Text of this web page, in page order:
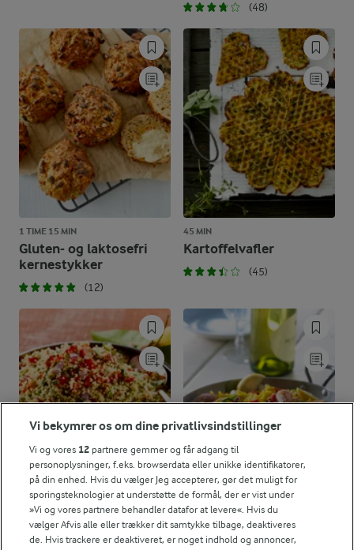
(48)
1 TIME 15 MIN
Gluten- og laktosefri
kernestykker
(12)
45 MIN
Kartoffelvafler
(45)
35 MIN
Tabbouleh
45 MIN
Paella med rejer
Vi bekymrer os om dine privatlivsindstillinger
Vi og vores 12 partnere gemmer og får adgang til
personoplysninger, f.eks. browserdata eller unikke identifikatorer,
på din enhed. Hvis du vælger Jeg accepterer, gør det muligt for
sporingsteknologier at understøtte de formål, der er vist under
»Vi og vores partnere behandler datafor at levere«. Hvis du
vælger Afvis alle eller trækker dit samtykke tilbage, deaktiveres
de. Hvis trackere er deaktiveret, er noget indhold og annoncer,